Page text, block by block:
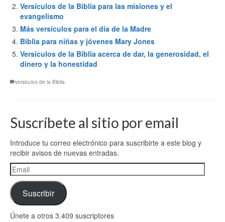
Versículos de la Biblia para las misiones y el
evangelismo
Más versículos para el día de la Madre
Biblia para niñas y jóvenes Mary Jones
Versículos de la Biblia acerca de dar, la generosidad, el
dinero y la honestidad
versiculos de la Biblia
Suscríbete al sitio por email
Introduce tu correo electrónico para suscribirte a este blog y
recibir avisos de nuevas entradas.
Email
Suscribir
Únete a otros 3.409 suscriptores